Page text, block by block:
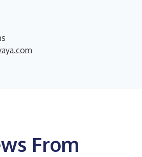
From